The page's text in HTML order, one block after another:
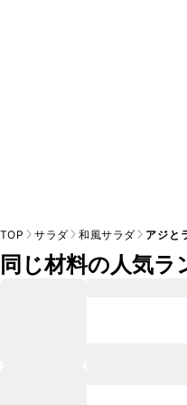
TOP サラダ 和風サラダ アジと
同じ材料の人気ラ